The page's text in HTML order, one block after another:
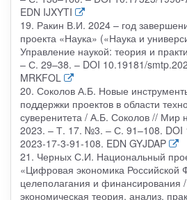
EDN IJXYTI
19. Ракин В.И. 2024 – год
проекта «Наука» («Наука и
Управление наукой: теория и
– С. 29–38. – DOI 10.19181/
MRKFOL
20. Соколов А.Б. Новые
поддержки проектов в области
суверенитета / А.Б. Соколов // Мир
2023. – Т. 17. №3. – С. 91–108. DOI
2023-17-3-91-108. EDN GYJDAP
21. Черных С.И. Национальный
«Цифровая экономика
целеполагания и
экономическая теория, анализ,